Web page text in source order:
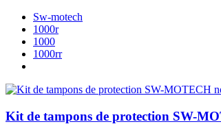
Sw-motech
1000r
1000
1000rr
Kit de tampons de protection SW-